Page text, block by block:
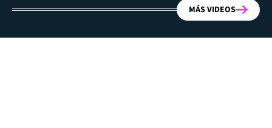
MÁS VIDEOS